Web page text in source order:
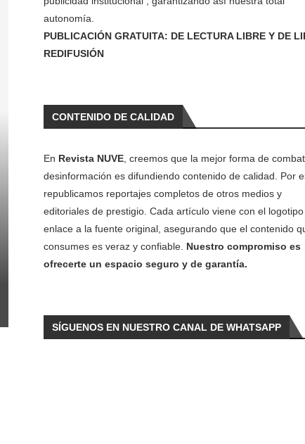
autonomía.
PUBLICACIÓN GRATUITA: DE LECTURA LIBRE Y DE
REDIFUSIÓN
CONTENIDO DE CALIDAD
En Revista NUVE, creemos que la mejor forma de
desinformación es difundiendo contenido de calidad. Por
republicamos reportajes completos de otros medios y
editoriales de prestigio. Cada artículo viene con el
enlace a la fuente original, asegurando que el contenido
consumes es veraz y confiable. Nuestro compromiso es
ofrecerte un espacio seguro y de garantía.
SÍGUENOS EN NUESTRO CANAL DE WHATSAPP